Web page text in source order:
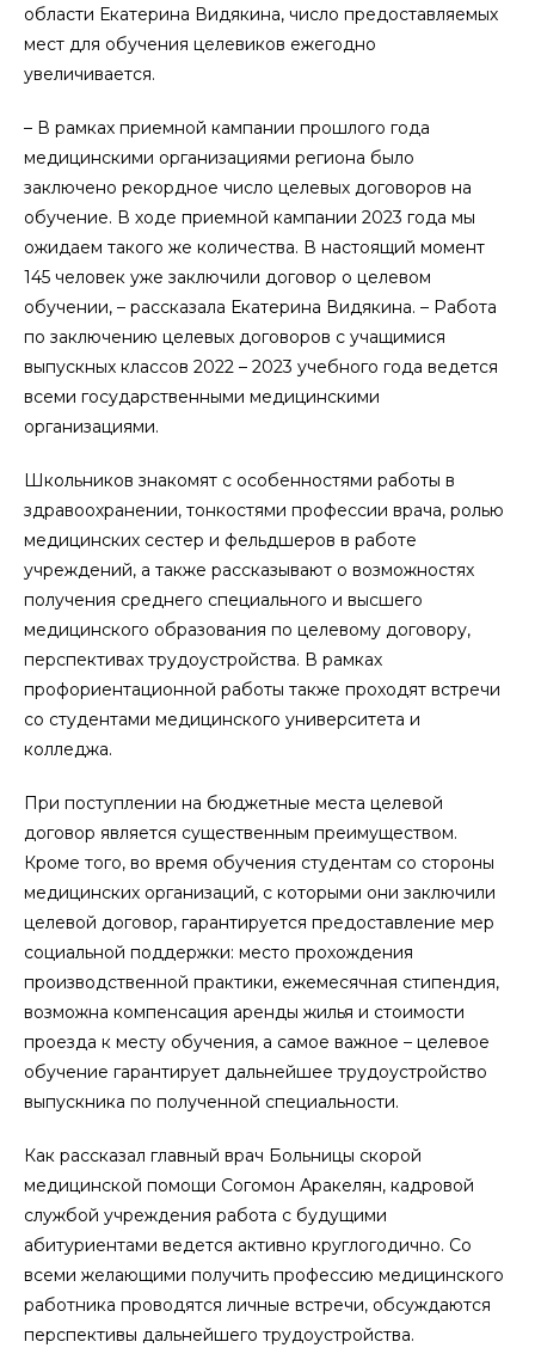
области Екатерина Видякина, число предоставляемых
мест для обучения целевиков ежегодно
увеличивается.
– В рамках приемной кампании прошлого года
медицинскими организациями региона было
заключено рекордное число целевых договоров на
обучение. В ходе приемной кампании 2023 года мы
ожидаем такого же количества. В настоящий момент
145 человек уже заключили договор о целевом
обучении, – рассказала Екатерина Видякина. – Работа
по заключению целевых договоров с учащимися
выпускных классов 2022 – 2023 учебного года ведется
всеми государственными медицинскими
организациями.
Школьников знакомят с особенностями работы в
здравоохранении, тонкостями профессии врача, ролью
медицинских сестер и фельдшеров в работе
учреждений, а также рассказывают о возможностях
получения среднего специального и высшего
медицинского образования по целевому договору,
перспективах трудоустройства. В рамках
профориентационной работы также проходят встречи
со студентами медицинского университета и
колледжа.
При поступлении на бюджетные места целевой
договор является существенным преимуществом.
Кроме того, во время обучения студентам со стороны
медицинских организаций, с которыми они заключили
целевой договор, гарантируется предоставление мер
социальной поддержки: место прохождения
производственной практики, ежемесячная стипендия,
возможна компенсация аренды жилья и стоимости
проезда к месту обучения, а самое важное – целевое
обучение гарантирует дальнейшее трудоустройство
выпускника по полученной специальности.
Как рассказал главный врач Больницы скорой
медицинской помощи Согомон Аракелян, кадровой
службой учреждения работа с будущими
абитуриентами ведется активно круглогодично. Со
всеми желающими получить профессию медицинского
работника проводятся личные встречи, обсуждаются
перспективы дальнейшего трудоустройства.